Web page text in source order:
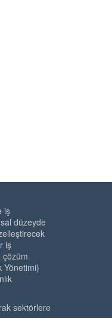
iş
düzeyde
iş
çözüm
Yönetimi)
sektörlere